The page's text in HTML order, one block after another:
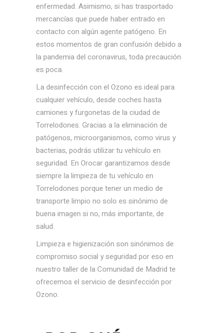
enfermedad. Asimismo, si has trasportado
mercancías que puede haber entrado en
contacto con algún agente patógeno. En
estos momentos de gran confusión debido a
la pandemia del coronavirus, toda precaución
es poca.
La desinfección con el Ozono es ideal para
cualquier vehículo, desde coches hasta
camiones y furgonetas de la ciudad de
Torrelodones. Gracias a la eliminación de
patógenos, microorganismos, como virus y
bacterias, podrás utilizar tu vehículo en
seguridad. En Orocar garantizamos desde
siempre la limpieza de tu vehículo en
Torrelodones porque tener un medio de
transporte limpio no solo es sinónimo de
buena imagen si no, más importante, de
salud.
Limpieza e higienización son sinónimos de
compromiso social y seguridad por eso en
nuestro taller de la Comunidad de Madrid te
ofrecemos el servicio de desinfección por
Ozono.